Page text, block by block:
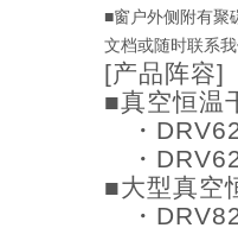
■窗户外侧附有聚
文档或随时联系
[产品阵容]
■真空恒温
・
・
■大型真空
・